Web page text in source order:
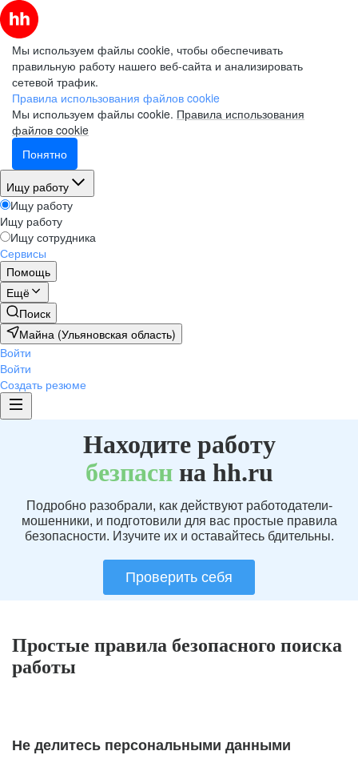
Мы используем файлы cookie, чтобы обеспечивать
правильную работу нашего веб-сайта и анализировать
сетевой трафик.
Правила использования файлов cookie
Мы используем файлы cookie. Правила использования
файлов cookie
Понятно
Ищу работу
Ищу работу
Ищу работу
Ищу сотрудника
Сервисы
Помощь
Ещё
Поиск
Майна (Ульяновская область)
Войти
Войти
Создать резюме
Находите работу
безпаснна hh.ru
Подробно разобрали, как действуют работодатели-
мошенники, и подготовили для вас простые правила
безопасности. Изучите их и оставайтесь бдительны.
Проверить себя
Простые правила безопасного поиска
работы
Не делитесь персональными данными